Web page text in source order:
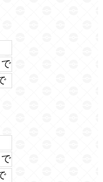
で
で